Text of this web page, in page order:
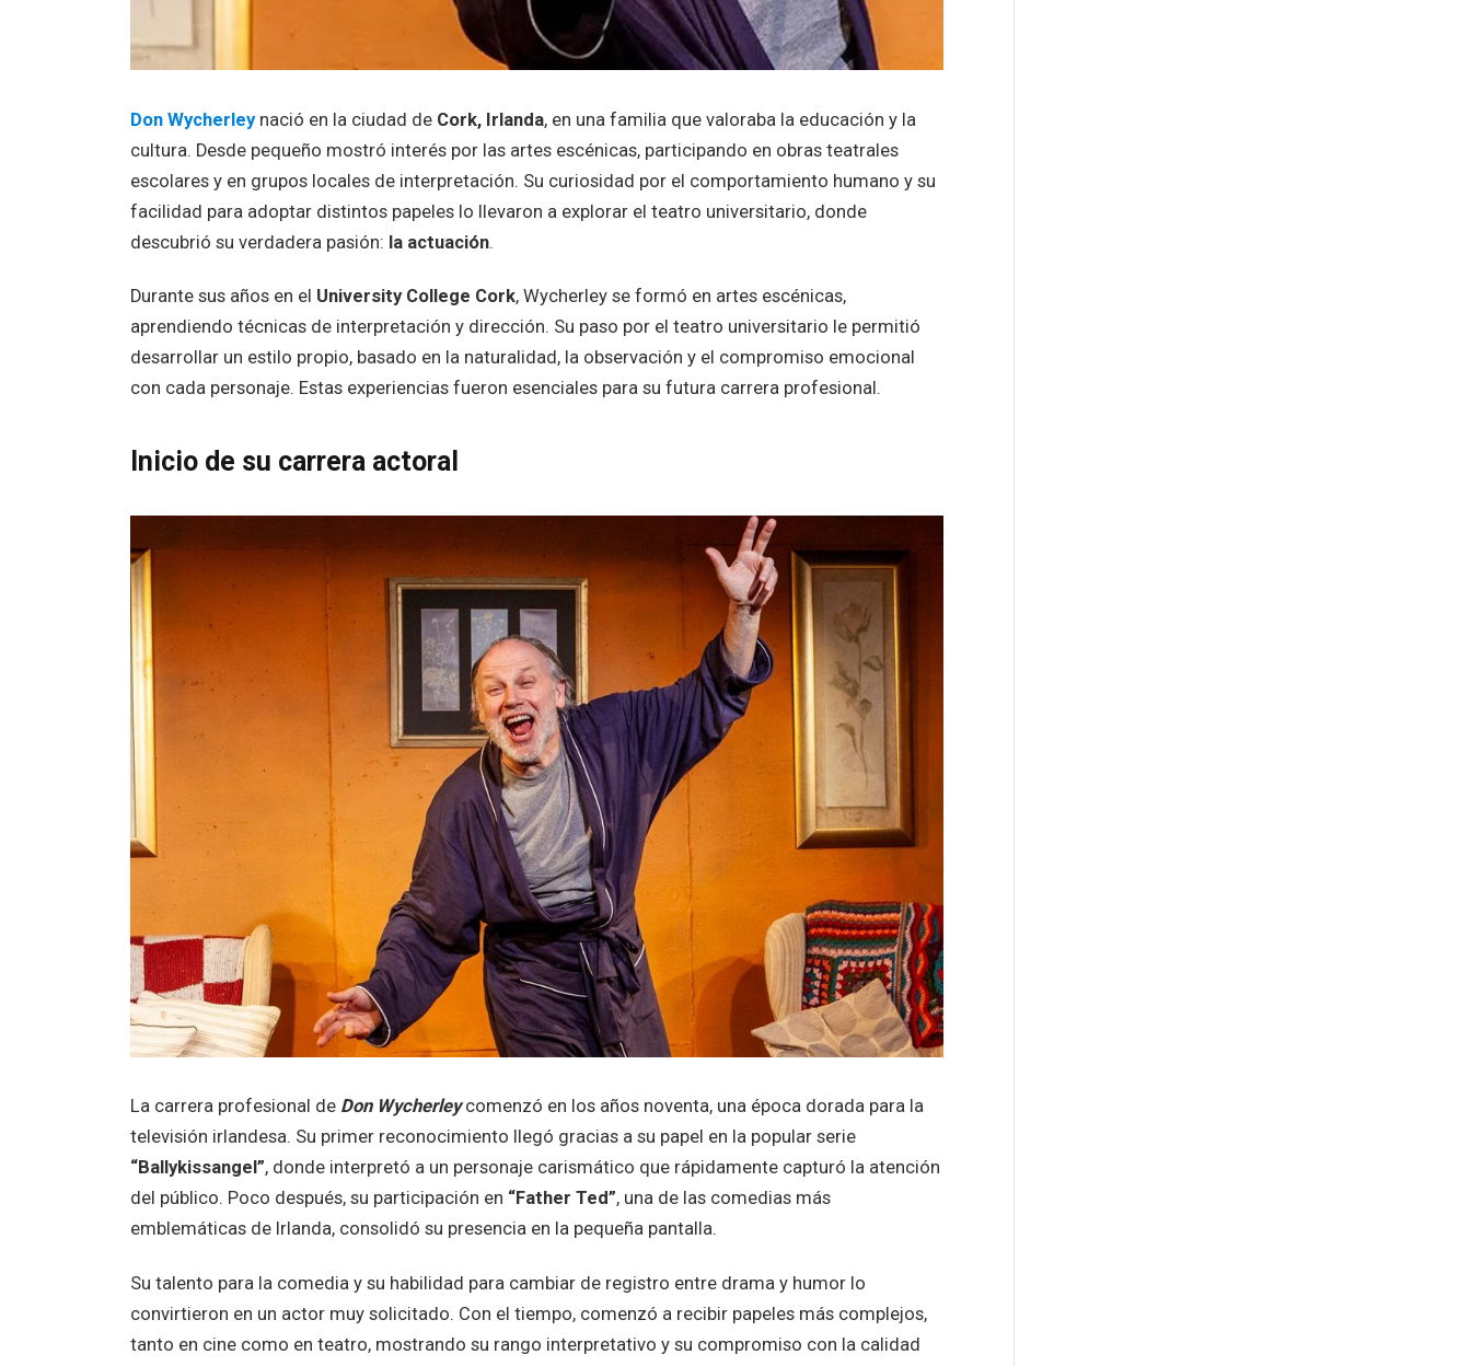
Don Wycherleynació en la ciudad de Cork, Irlanda, en una familia que valoraba la educación y la
cultura. Desde pequeño mostró interés por las artes escénicas, participando en obras teatrales
escolares y en grupos locales de interpretación. Su curiosidad por el comportamiento humano y su
facilidad para adoptar distintos papeles lo llevaron a explorar el teatro universitario, donde
descubrió su verdadera pasión: la actuación.
Durante sus años en el University College Cork, Wycherley se formó en artes escénicas,
aprendiendo técnicas de interpretación y dirección. Su paso por el teatro universitario le permitió
desarrollar un estilo propio, basado en la naturalidad, la observación y el compromiso emocional
con cada personaje. Estas experiencias fueron esenciales para su futura carrera profesional.
Inicio de su carrera actoral
La carrera profesional de Don Wycherleycomenzó en los años noventa, una época dorada para la
televisión irlandesa. Su primer reconocimiento llegó gracias a su papel en la popular serie
“Ballykissangel”, donde interpretó a un personaje carismático que rápidamente capturó la atención
del público. Poco después, su participación en “Father Ted”, una de las comedias más
emblemáticas de Irlanda, consolidó su presencia en la pequeña pantalla.
Su talento para la comedia y su habilidad para cambiar de registro entre drama y humor lo
convirtieron en un actor muy solicitado. Con el tiempo, comenzó a recibir papeles más complejos,
tanto en cine como en teatro, mostrando su rango interpretativo y su compromiso con la calidad